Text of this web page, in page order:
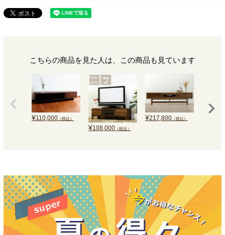
こちらの商品を見た人は、この商品も見ています
¥110,000 （税込）
¥108,000 （税込）
¥217,800 （税込）